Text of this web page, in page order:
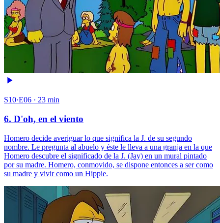
S10·E06 · 23 min
6. D'oh, en el viento
Homero decide averiguar lo que significa la J. de su segundo
nombre. Le pregunta al abuelo y éste le lleva a una granja en la que
Homero descubre el significado de la J. (Jay) en un mural pintado
por su madre. Homero, conmovido, se dispone entonces a ser como
su madre y vivir como un Hippie.